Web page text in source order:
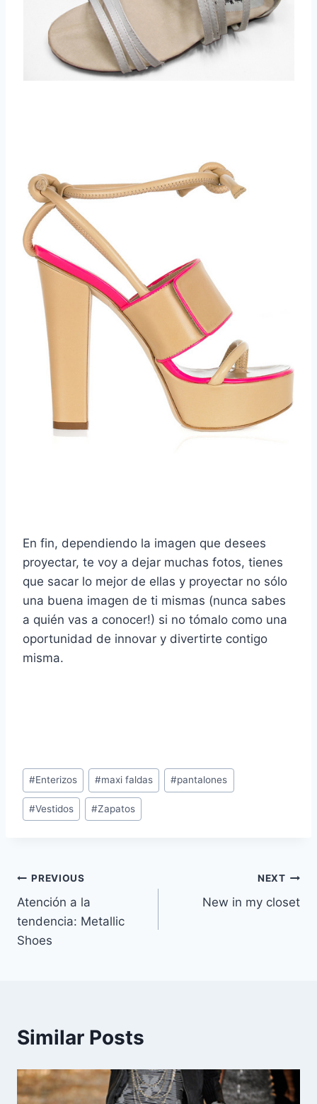
En fin, dependiendo la imagen que desees
proyectar, te voy a dejar muchas fotos, tienes
que sacar lo mejor de ellas y proyectar no sólo
una buena imagen de ti mismas (nunca sabes
a quién vas a conocer!) si no tómalo como una
oportunidad de innovar y divertirte contigo
misma.
Post
Tags:
#Enterizos #maxi faldas #pantalones
#Vestidos #Zapatos
Navegación
de
entradas
PREVIOUS
Atención a la
tendencia: Metallic
Shoes
NEXT
New in my closet
Similar Posts